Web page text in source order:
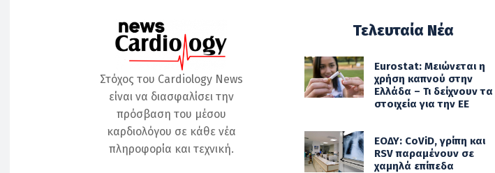
Στόχος του Cardiology News
είναι να διασφαλίσει την
πρόσβαση του μέσου
καρδιολόγου σε κάθε νέα
πληροφορία και τεχνική.
Τελευταία Νέα
Eurostat: Μειώνεται η
χρήση καπνού στην
Ελλάδα – Τι δείχνουν τα
στοιχεία για την ΕΕ
ΕΟΔΥ: CoViD, γρίπη και
RSV παραμένουν σε
χαμηλά επίπεδα